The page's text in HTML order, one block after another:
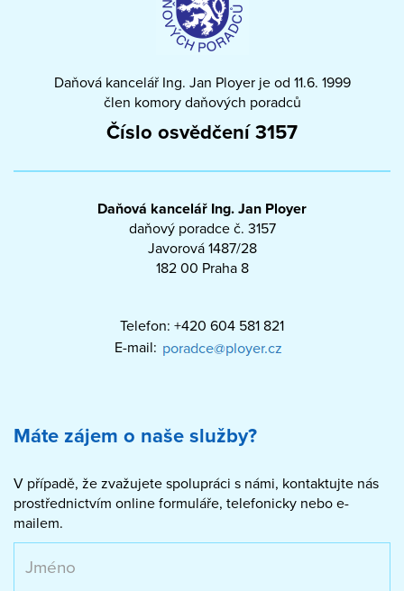
Daňová kancelář Ing. Jan Ployer je od 11.6. 1999
člen komory daňových poradců
Číslo osvědčení 3157
Daňová kancelář Ing. Jan Ployer
daňový poradce č. 3157
Javorová 1487/28
182 00 Praha 8
Telefon: +420 604 581 821
E-mail:
Máte zájem o naše služby?
V případě, že zvažujete spolupráci s námi, kontaktujte nás
prostřednictvím online formuláře, telefonicky nebo e-
mailem.